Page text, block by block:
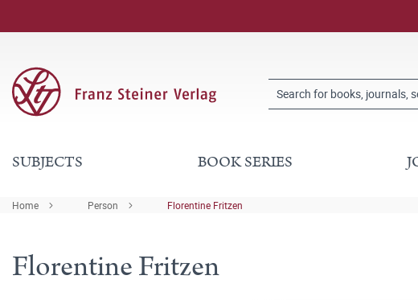
SUBJECTS BOOK SERIES
Home Person Florentine Fritzen
Florentine Fritzen